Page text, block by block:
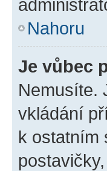
Nahoru
Je vůbec
Nemusíte.
vkládání
k ostatním